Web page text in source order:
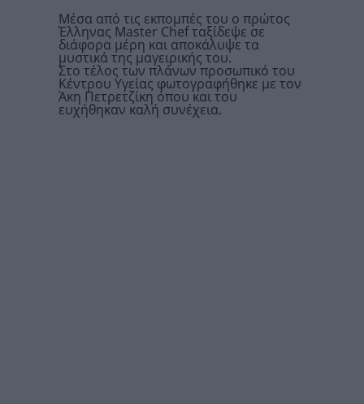
Μέσα από τις εκπομπές του ο πρώτος
Έλληνας Master Chef ταξίδεψε σε
διάφορα μέρη και αποκάλυψε τα
μυστικά της μαγειρικής του.
Στο τέλος των πλάνων προσωπικό του
Κέντρου Υγείας φωτογραφήθηκε με τον
Άκη Πετρετζίκη όπου και του
ευχήθηκαν καλή συνέχεια.